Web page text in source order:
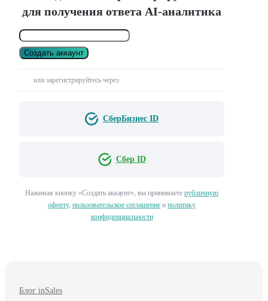
для получения ответа AI-аналитика
Создать аккаунт
или зарегистрируйтесь через
СберБизнес ID
Сбер ID
Нажимая кнопку «Создать аккаунт», вы принимаете публичную
оферту, пользовательское соглашение и политику
конфиденциальности
Блог inSales